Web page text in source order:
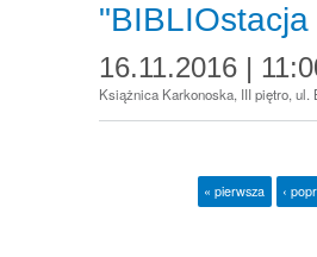
16.11.2016 |
Książnica Karkonoska, III piętro, ul.
« pierwsza ‹